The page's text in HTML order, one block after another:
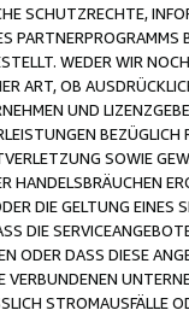
SCHUTZRECHTE,
PARTNERPROGRAMMS
WEDER WIR
ART, OB
UND
BEZÜGLICH
SOWIE
HANDELSBRÄUCHEN
DIE GELTUNG EINES
DIE
ODER DASS DIESE
STROMAUSFÄLLE